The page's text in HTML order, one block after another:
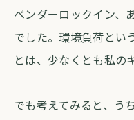
ベンダーロックイン、
でした。環境負荷とい
とは、少なくとも私の
でも考えてみると、う